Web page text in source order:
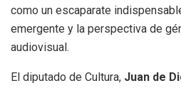
como un escaparate
emergente y la perspectiva de
audiovisual.
El diputado de Cultura, Juan de